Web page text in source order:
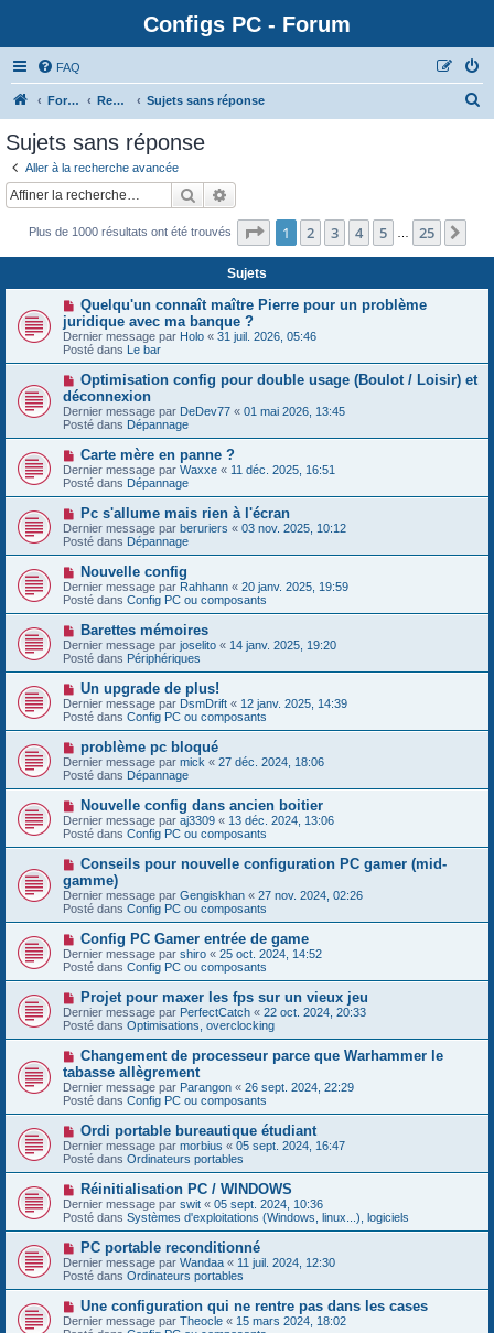
Configs PC - Forum
FAQ
Forum Rechercher Sujets sans réponse
Sujets sans réponse
Aller à la recherche avancée
Rechercher
Plus de 1000 résultats ont été trouvés Page 1sur25
1 2 3 4 5 25
Sujets
N
u
v
e
a
u
m
e
s
a
g
e
Quelqu'un connaît maître Pierre pour un problème
juridique avec ma banque ?
Dernier message par Holo « 31 juil. 2026, 05:46
Posté dans Le bar
N
o
u
v
e
a
u
m
e
s
s
a
g
e
Optimisation config pour double usage (Boulot / Loisir) et
déconnexion
Dernier message par DeDev77 « 01 mai 2026, 13:45
Posté dans Dépannage
N
o
u
v
e
a
u
m
e
s
a
g
e
Carte mère en panne ?
Dernier message par Waxxe « 11 déc. 2025, 16:51
Posté dans Dépannage
N
o
u
v
e
a
u
m
e
s
a
g
e
Pc s'allume mais rien à l'écran
Dernier message par beruriers « 03 nov. 2025, 10:12
Posté dans Dépannage
N
o
u
v
e
a
u
m
e
s
s
a
g
Nouvelle config
Dernier message par Rahhann « 20 janv. 2025, 19:59
Posté dans Config PC ou composants
N
o
u
v
e
a
u
m
e
s
s
a
g
e
Barettes mémoires
Dernier message par joselito « 14 janv. 2025, 19:20
Posté dans Périphériques
N
o
u
v
u
m
e
s
a
g
e
Un upgrade de plus!
Dernier message par DsmDrift « 12 janv. 2025, 14:39
Posté dans Config PC ou composants
N
o
u
v
e
a
u
m
e
s
s
a
g
e
problème pc bloqué
Dernier message par mick « 27 déc. 2024, 18:06
Posté dans Dépannage
N
o
u
v
a
u
m
e
s
s
g
e
Nouvelle config dans ancien boitier
Dernier message par aj3309 « 13 déc. 2024, 13:06
Posté dans Config PC ou composants
N
u
v
e
a
u
m
e
s
s
a
g
e
Conseils pour nouvelle configuration PC gamer (mid-
gamme)
Dernier message par Gengiskhan « 27 nov. 2024, 02:26
Posté dans Config PC ou composants
N
o
u
v
e
a
u
m
e
s
s
a
g
e
Config PC Gamer entrée de game
Dernier message par shiro « 25 oct. 2024, 14:52
Posté dans Config PC ou composants
N
o
u
v
a
u
m
e
s
s
g
e
Projet pour maxer les fps sur un vieux jeu
Dernier message par PerfectCatch « 22 oct. 2024, 20:33
Posté dans Optimisations, overclocking
N
o
u
v
e
a
u
m
e
s
s
a
g
e
Changement de processeur parce que Warhammer le
tabasse allègrement
Dernier message par Parangon « 26 sept. 2024, 22:29
Posté dans Config PC ou composants
N
o
u
v
e
a
u
m
e
s
a
g
e
Ordi portable bureautique étudiant
Dernier message par morbius « 05 sept. 2024, 16:47
Posté dans Ordinateurs portables
N
o
u
v
e
a
u
m
e
s
s
Réinitialisation PC / WINDOWS
Dernier message par swit « 05 sept. 2024, 10:36
Posté dans Systèmes d'exploitations (Windows, linux...), logiciels
N
o
u
v
e
a
u
PC portable reconditionné
Dernier message par Wandaa « 11 juil. 2024, 12:30
Posté dans Ordinateurs portables
N
o
u
Une configuration qui ne rentre pas dans les cases
Dernier message par Theocle « 15 mars 2024, 18:02